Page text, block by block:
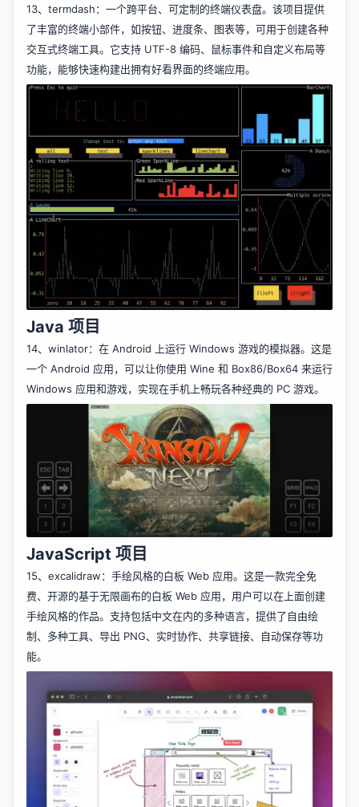
13、 termdash：一个跨平台、可定制的终端仪表盘。该项目提供
了丰富的终端小部件，如按钮、进度条、图表等，可用于创建各种
交互式终端工具。它支持 UTF-8 编码、鼠标事件和自定义布局等
功能，能够快速构建出拥有好看界面的终端应用。
Java 项目
14、 winlator：在 Android 上运行 Windows 游戏的模拟器。这是
一个 Android 应用，可以让你使用 Wine 和 Box86/Box64 来运行
Windows 应用和游戏，实现在手机上畅玩各种经典的 PC 游戏。
JavaScript 项目
15、 excalidraw：手绘风格的白板 Web 应用。这是一款完全免
费、开源的基于无限画布的白板 Web 应用，用户可以在上面创建
手绘风格的作品。支持包括中文在内的多种语言，提供了自由绘
制、多种工具、导出 PNG、实时协作、共享链接、自动保存等功
能。